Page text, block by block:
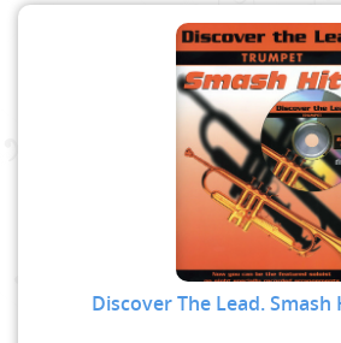
Discover The Lead. Smash